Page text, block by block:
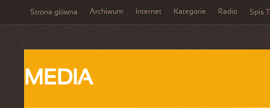
Strona główna Archiwum Internet Kategorie Radio Spis
MEDIA